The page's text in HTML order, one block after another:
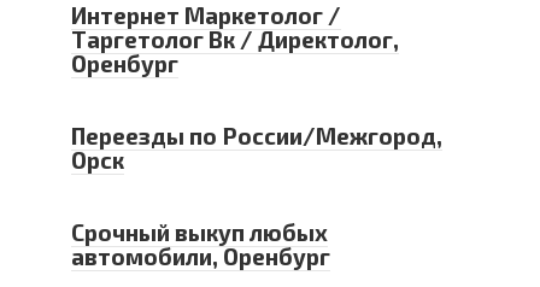
Интернет Маркетолог /
Таргетолог Вк / Директолог,
Оренбург
Переезды по России/Межгород,
Орск
Срочный выкуп любых
автомобили, Оренбург